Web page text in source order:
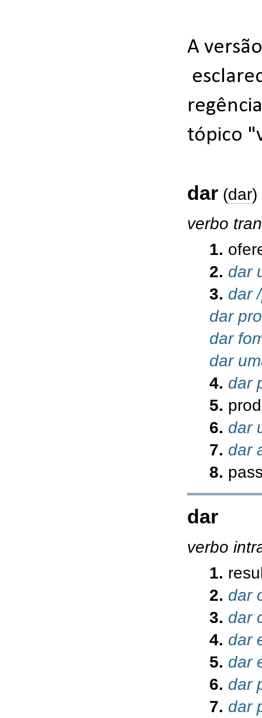
A
tópico
dar (dar)
verbo
1.
2. dar
3. dar
dar
dar
dar
4. dar
5.
6. dar
7. dar
8.
dar
verbo
1.
2. dar
3. dar
4. dar
5. dar
6. dar
7. dar